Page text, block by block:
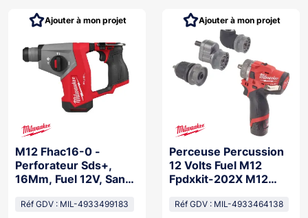
M12 Fhac16-0 -
Perforateur Sds+,
16Mm, Fuel 12V, San
Réf GDV : MIL-4933499183
Ajouter à mon projet
Perceuse Percussion
12 Volts Fuel M12
Fpdxkit-202X M12
Réf GDV : MIL-4933464138
Ajouter à mon projet